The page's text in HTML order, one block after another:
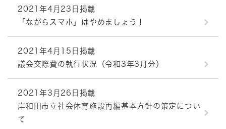
2021年4月23日掲載
「ながらスマホ」はやめましょう！
2021年4月15日掲載
議会交際費の執行状況（令和3年3月分）
2021年3月26日掲載
岸和田市立社会体育施設再編基本方針の策定につい
て